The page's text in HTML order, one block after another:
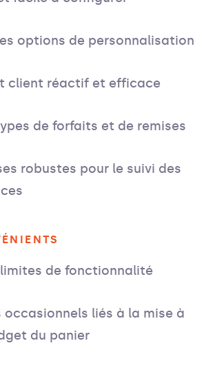
options de personnalisation
client réactif et efficace
de forfaits et de remises
robustes pour le suivi des
de fonctionnalité
occasionnels liés à la mise à
du panier